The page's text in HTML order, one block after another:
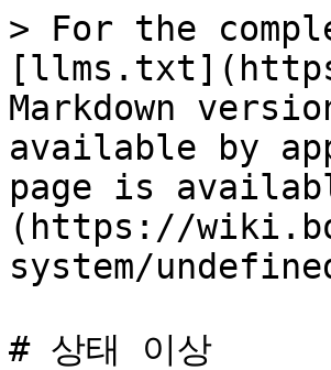
> For the
Markdown
available by
page is
(https://
system/
# 상태 이상